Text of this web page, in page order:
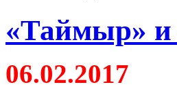
«Таймыр» и
06.02.2017